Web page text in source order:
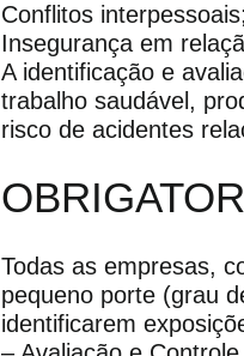
Conflitos interpessoais;
Insegurança em
A identificação e
trabalho saudável,
risco de acidentes
Todas as empresas,
pequeno porte (grau
identificarem